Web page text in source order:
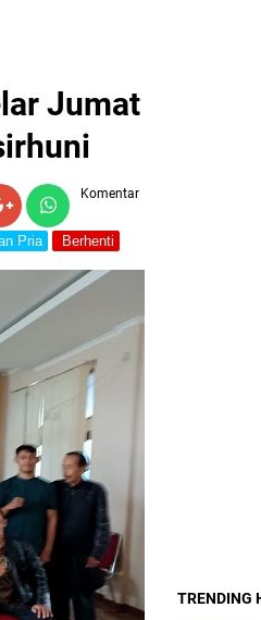
Jumat
Komentar
Pria Berhenti
TRENDING